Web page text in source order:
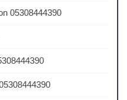
05308444390